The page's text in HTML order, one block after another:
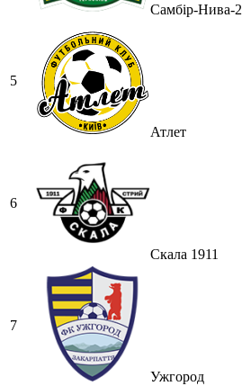
Самбір-Нива-2
5
Атлет
6
Скала 1911
7
Ужгород